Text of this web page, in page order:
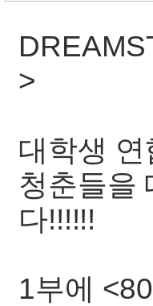
>
대학생
청춘들을
다!!!!!!
1부에